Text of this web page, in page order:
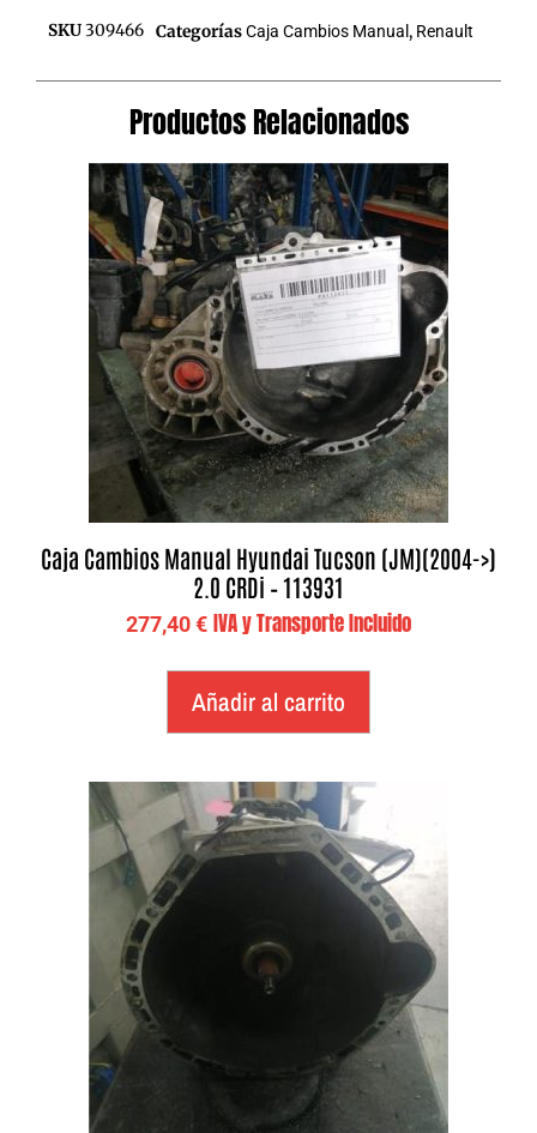
SKU309466 CategoríasCaja Cambios Manual , Renault
Productos Relacionados
Caja Cambios Manual Hyundai Tucson (JM)(2004->)
2.0 CRDi – 113931
277,40€ IVA y Transporte Incluido
Añadir al carrito